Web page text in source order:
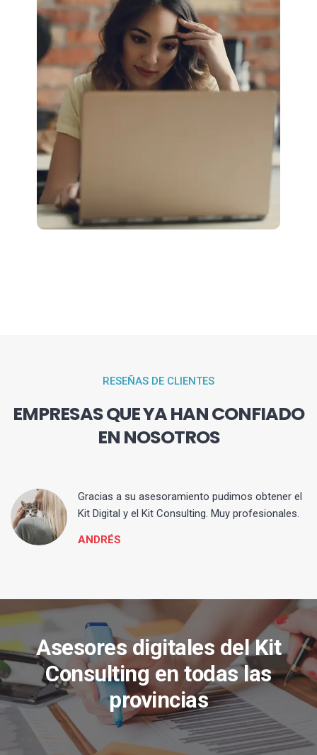
RESEÑAS DE CLIENTES
EMPRESAS QUE YA HAN CONFIADO
EN NOSOTROS
Gracias a su asesoramiento pudimos obtener el
Kit Digital y el Kit Consulting. Muy profesionales.
ANDRÉS
Asesores digitales del Kit
Consulting en todas las
provincias